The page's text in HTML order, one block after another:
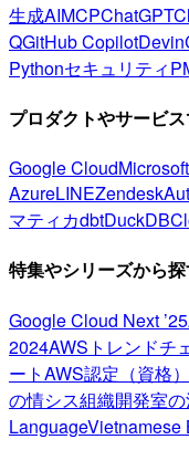
生成AIMCPChatGPT
QGitHub CopilotDevin
Pythonセキュリティ
プロダクトやサービ
Google CloudMicrosoft
AzureLINEZendesk
マティカdbtDuckDB
特集やシリーズから
Google Cloud Next ’25
2024AWSトレンドチ
ートAWS認定（資格）
の情シス組織開発室
LanguageVietnamese